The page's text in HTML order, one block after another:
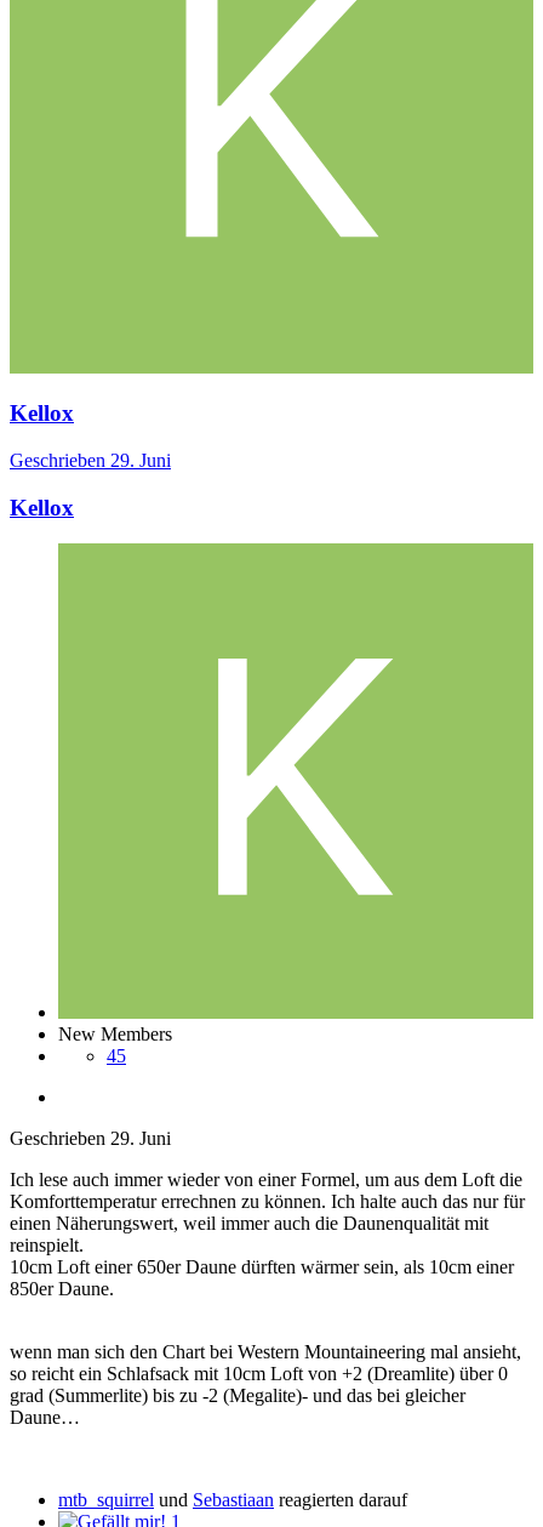
Kellox
Geschrieben 29. Juni
Kellox
New Members
45
Geschrieben 29. Juni
Ich lese auch immer wieder von einer Formel, um aus dem Loft die
Komforttemperatur errechnen zu können. Ich halte auch das nur für
einen Näherungswert, weil immer auch die Daunenqualität mit
reinspielt.
10cm Loft einer 650er Daune dürften wärmer sein, als 10cm einer
850er Daune.
wenn man sich den Chart bei Western Mountaineering mal ansieht,
so reicht ein Schlafsack mit 10cm Loft von +2 (Dreamlite) über 0
grad (Summerlite) bis zu -2 (Megalite)- und das bei gleicher
Daune…
mtb_squirrel und Sebastiaan reagierten darauf
1